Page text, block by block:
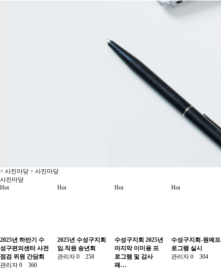
> 사진마당 > 사진마당
사진마당
Hot
2025년 하반기 수
성구편의센터 사전
점검 위원 간담회
관리자 0 360
Hot
2025년 수성구지회
임.직원 송년회
관리자 0 258
Hot
수성구지회 2025년
마지막 이미용 프
로그램 및 감사
패…
Hot
수성구지회-원예프
로그램 실시
관리자 0304